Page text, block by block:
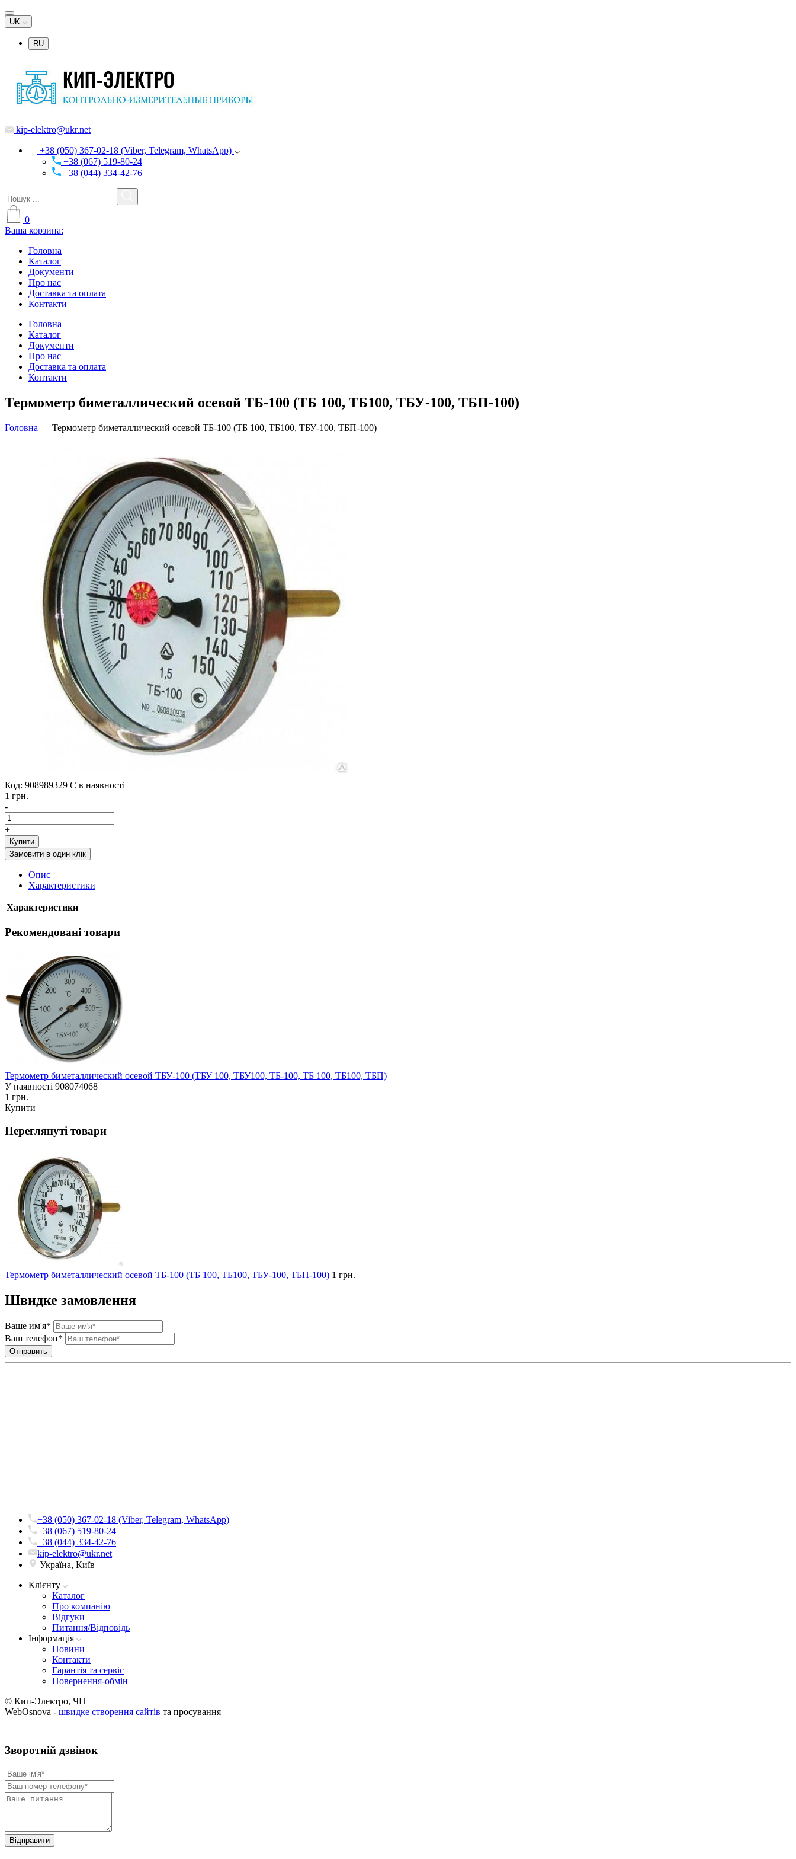
UK
RU
kip-elektro@ukr.net
+38 (050) 367-02-18 (Viber, Telegram, WhatsApp)
+38 (067) 519-80-24
+38 (044) 334-42-76
0
Ваша корзина:
Головна
Каталог
Документи
Про нас
Доставка та оплата
Контакти
Головна
Каталог
Документи
Про нас
Доставка та оплата
Контакти
Термометр биметаллический осевой ТБ-100 (ТБ 100, ТБ100, ТБУ-100, ТБП-100)
Головна — Термометр биметаллический осевой ТБ-100 (ТБ 100, ТБ100, ТБУ-100, ТБП-100)
Код: 908989329 Є в наявності
1 грн.
-
+
Купити
Замовити в один клік
Опис
Характеристики
Характеристики
Рекомендовані товари
Термометр биметаллический осевой ТБУ-100 (ТБУ 100, ТБУ100, ТБ-100, ТБ 100, ТБ100, ТБП)
У наявності 908074068
1 грн.
Купити
Переглянуті товари
Термометр биметаллический осевой ТБ-100 (ТБ 100, ТБ100, ТБУ-100, ТБП-100) 1 грн.
Швидке замовлення
Ваше им'я*
Ваш телефон*
+38 (050) 367-02-18 (Viber, Telegram, WhatsApp)
+38 (067) 519-80-24
+38 (044) 334-42-76
kip-elektro@ukr.net
Україна, Київ
Клієнту
Каталог
Про компанію
Вiдгуки
Питання/Відповідь
Iнформацiя
Новини
Контакти
Гарантія та сервіс
Повернення-обмін
© Кип-Электро, ЧП
WebOsnova - швидке створення сайтів та просування
Зворотнiй дзвiнок